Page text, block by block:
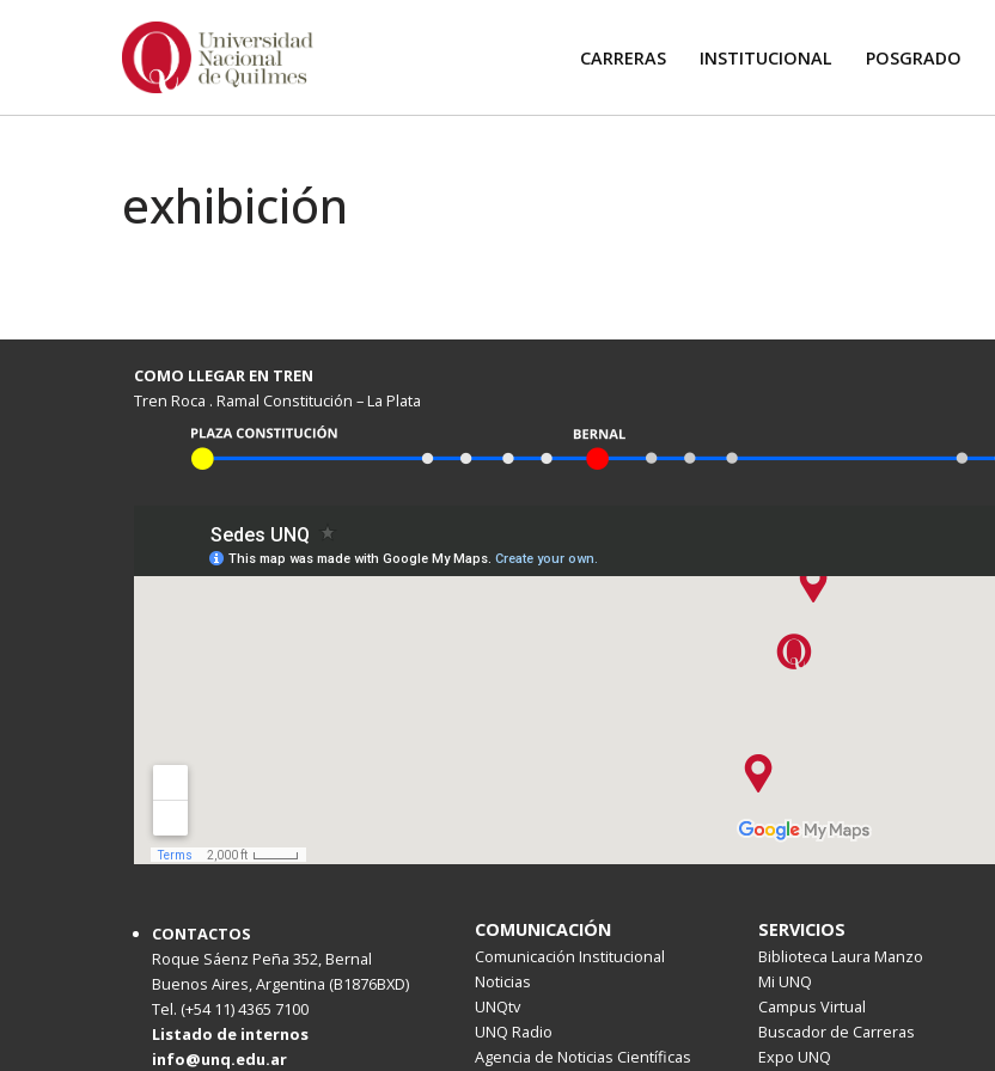
CARRERAS INSTITUCIONAL POSGRADO
exhibición
COMO LLEGAR EN TREN
Tren Roca . Ramal Constitución – La Plata
CONTACTOS
Roque Sáenz Peña 352, Bernal
Buenos Aires, Argentina (B1876BXD)
Tel. (+54 11) 4365 7100
Listado de internos
info@unq.edu.ar
COMUNICACIÓN
Comunicación Institucional
Noticias
UNQtv
UNQ Radio
Agencia de Noticias Científicas
SERVICIOS
Biblioteca Laura Manzo
Mi UNQ
Campus Virtual
Buscador de Carreras
Expo UNQ